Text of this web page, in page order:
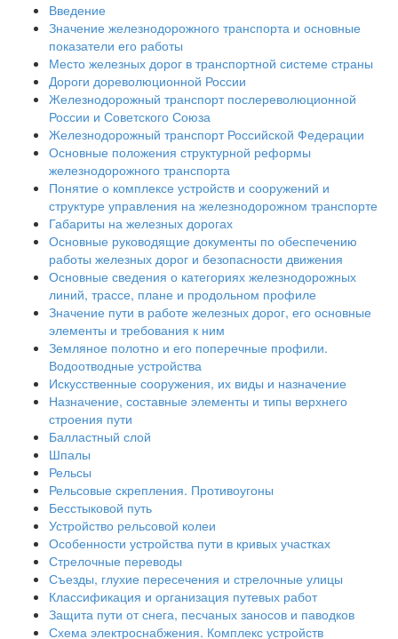
Введение
Значение железнодорожного транспорта и основные
показатели его работы
Место железных дорог в транспортной системе страны
Дороги дореволюционной России
Железнодорожный транспорт послереволюционной
России и Советского Союза
Железнодорожный транспорт Российской Федерации
Основные положения структурной реформы
железнодорожного транспорта
Понятие о комплексе устройств и сооружений и
структуре управления на железнодорожном транспорте
Габариты на железных дорогах
Основные руководящие документы по обеспечению
работы железных дорог и безопасности движения
Основные сведения о категориях железнодорожных
линий, трассе, плане и продольном профиле
Значение пути в работе железных дорог, его основные
элементы и требования к ним
Земляное полотно и его поперечные профили.
Водоотводные устройства
Искусственные сооружения, их виды и назначение
Назначение, составные элементы и типы верхнего
строения пути
Балластный слой
Шпалы
Рельсы
Рельсовые скрепления. Противоугоны
Бесстыковой путь
Устройство рельсовой колеи
Особенности устройства пути в кривых участках
Стрелочные переводы
Съезды, глухие пересечения и стрелочные улицы
Классификация и организация путевых работ
Защита пути от снега, песчаных заносов и паводков
Схема электроснабжения. Комплекс устройств